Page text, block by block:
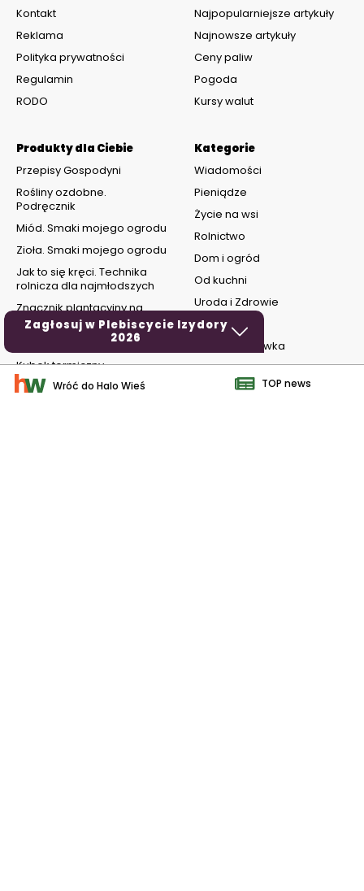
Zagłosuj w Plebiscycie Izydory
2026
Kontakt
Reklama
Polityka prywatności
Regulamin
RODO
Kategorie
Wiadomości
Pieniądze
Życie na wsi
Rolnictwo
Dom i ogród
Od kuchni
Uroda i Zdrowie
MOTO
Hobby i rozrywka
Produkty dla Ciebie
Przepisy Gospodyni
Rośliny ozdobne.
Podręcznik
Miód. Smaki mojego ogrodu
Zioła. Smaki mojego ogrodu
Jak to się kręci. Technika
rolnicza dla najmłodszych
Znacznik plantacyjny na
grządki
Zabawki dla dzieci
Kubek termiczny
Najpopularniejsze artykuły
Najnowsze artykuły
Ceny paliw
Pogoda
Kursy walut
Wróć do Halo Wieś TOP news